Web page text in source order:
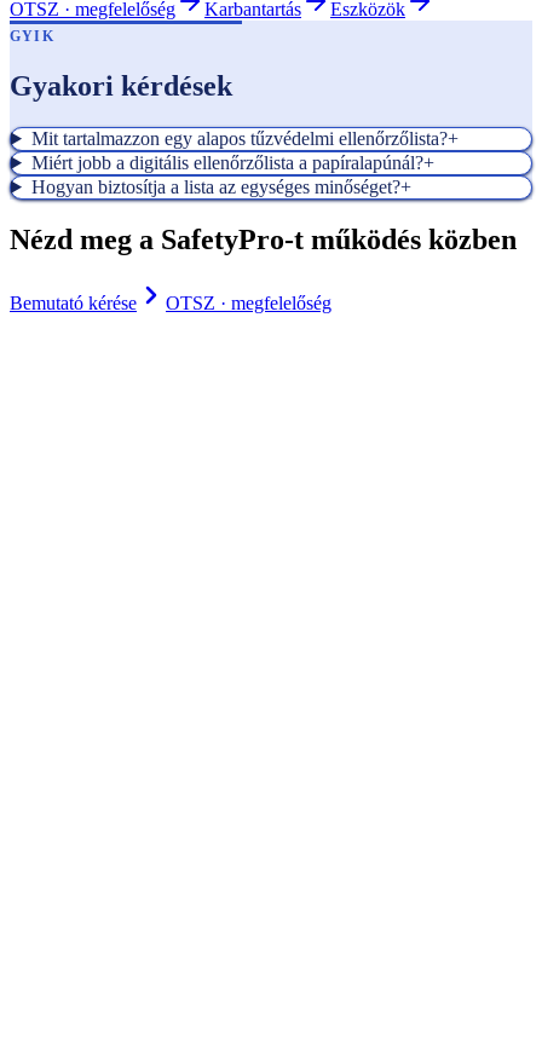
OTSZ · megfelelőség Karbantartás Eszközök
GYIK
Gyakori kérdések
Mit tartalmazzon egy alapos tűzvédelmi ellenőrzőlista?+
Miért jobb a digitális ellenőrzőlista a papíralapúnál?+
Hogyan biztosítja a lista az egységes minőséget?+
Nézd meg a SafetyPro-t működés közben
Bemutató kérése OTSZ · megfelelőség